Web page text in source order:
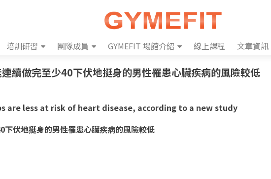
培訓研習 團隊成員 GYMEFIT 場館介紹 線上課程 文章資訊
連續做完至少40下伏地挺身的男性罹患心臟疾病的風險較低
are less at risk of heart disease, according to a new study
下伏地挺身的男性罹患心臟疾病的風險較低